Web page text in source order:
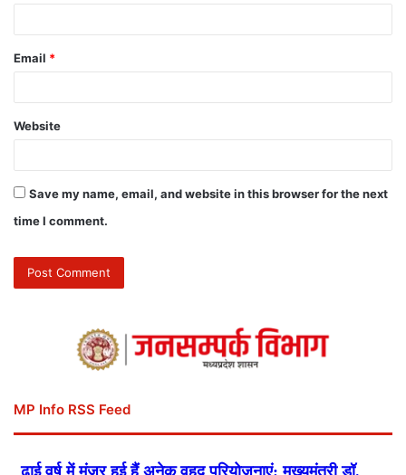
Email *
Website
Save my name, email, and website in this browser for the next
time I comment.
MP Info RSS Feed